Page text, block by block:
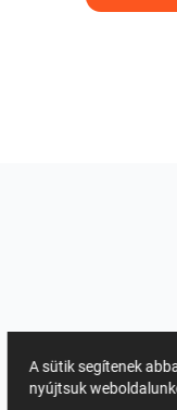
A sütik segítenek
nyújtsuk